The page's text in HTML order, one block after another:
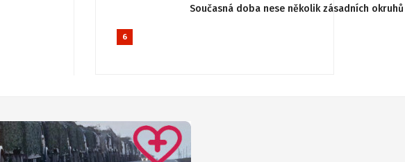
6
Současná doba nese několik zásadních